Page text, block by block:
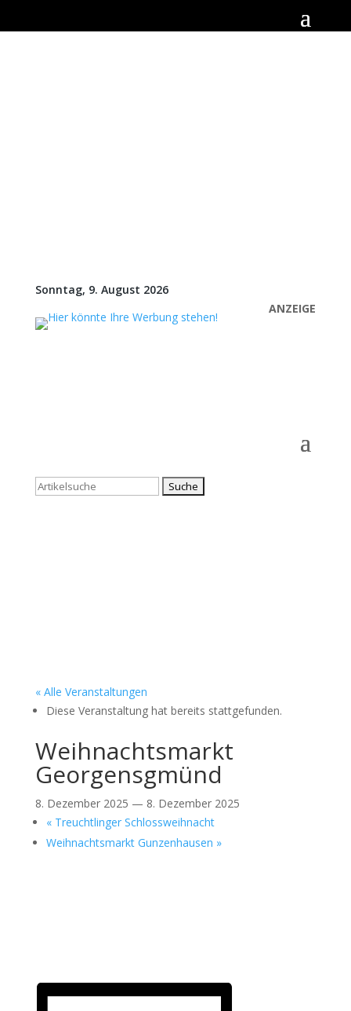
Sonntag, 9. August 2026
ANZEIGE
Suchen
« Alle Ver­an­stal­tun­gen
Die­se Ver­an­stal­tung hat bereits statt­ge­fun­den.
Weihnachtsmarkt
Georgensgmünd
8. Dezem­ber 2025 — 8. Dezem­ber 2025
«Treucht­lin­ger Schloss­weih­nacht
Weih­nachts­markt Gun­zen­hau­sen »